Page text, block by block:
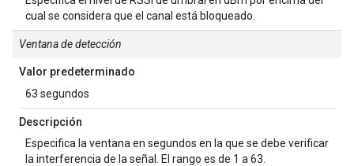
cual se considera que el canal está bloqueado.
Ventana de detección
Valor predeterminado
63 segundos
Descripción
Especifica la ventana en segundos en la que se debe verificar
la interferencia de la señal. El rango es de 1 a 63.